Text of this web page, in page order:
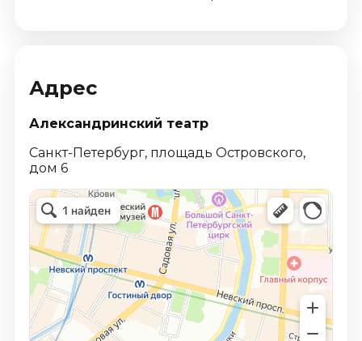
Адрес
Александринский театр
Санкт-Петербург, площадь Островского,
дом 6